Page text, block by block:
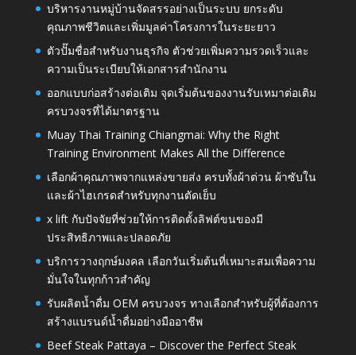
บริหารงานหมู่บ้านจัดสรรอย่างเป็นระบบ ยกระดับ
คุณภาพชีวิตและเพิ่มมูลค่าโครงการในระยะยาว
ตัวปั๊มชื่อสำหรับงานธุรกิจ ตัวช่วยเพิ่มความรวดเร็วและ
ความเป็นระเบียบให้เอกสารสำนักงาน
ออกแบบก่อสร้างต่อเติม จุดเริ่มต้นของงานรับเหมาต่อเติม
ครบวงจรที่ได้มาตรฐาน
Muay Thai Training Chiangmai: Why the Right
Training Environment Makes All the Difference
เลือกผ้าคุณภาพจากแหล่งขายส่ง ครบทั้งผ้าต่วน ผ้าซับใน
และผ้าไฮเกรดสำหรับทุกงานตัดเย็บ
x lift กับปัจจัยที่ช่วยให้การติดตั้งลิฟต์ขนของมี
ประสิทธิภาพและปลอดภัย
บริการวางฤกษ์มงคล เลือกวันเริ่มต้นที่เหมาะสมเพื่อความ
มั่นใจในทุกก้าวสำคัญ
รับผลิตน้ำดื่ม OEM ครบวงจร ทางเลือกสำหรับผู้ที่ต้องการ
สร้างแบรนด์น้ำดื่มอย่างมืออาชีพ
Beef Steak Pattaya – Discover the Perfect Steak